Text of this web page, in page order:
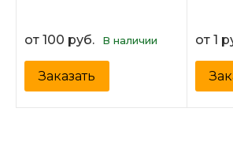
от 100 руб. В наличии
Заказать
от 1